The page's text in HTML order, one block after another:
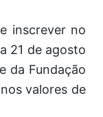
inscrever no
21 de agosto
da Fundação
valores de